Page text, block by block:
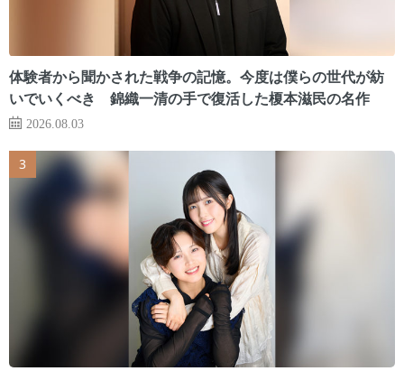
体験者から聞かされた戦争の記憶。今度は僕らの世代が紡
いでいくべき 錦織一清の手で復活した榎本滋民の名作
2026.08.03